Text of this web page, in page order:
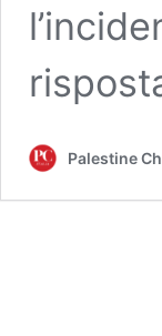
Palestine